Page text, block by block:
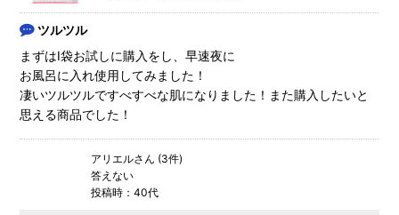
ツルツル
まずはI袋お試しに購入をし、早速夜に
お風呂に入れ使用してみました！
凄いツルツルですべすべな肌になりました！また購入したいと
思える商品でした！
アリエルさん (3件)
答えない
投稿時：40代